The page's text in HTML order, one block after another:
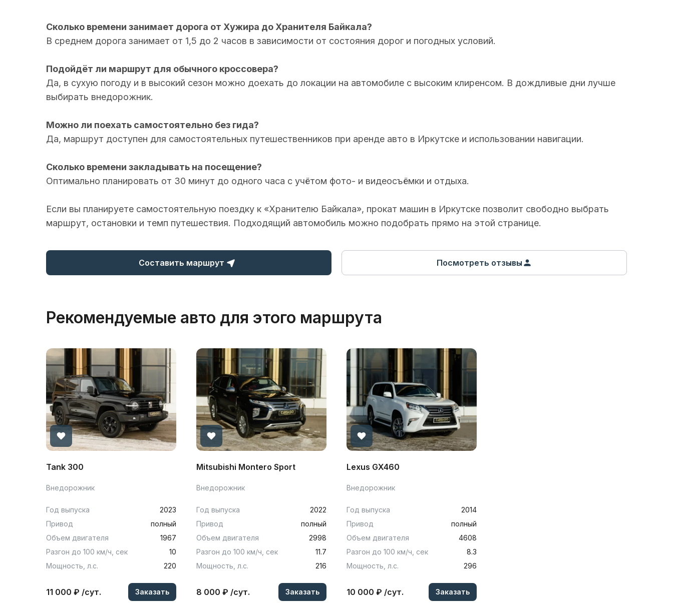
Сколько времени занимает дорога от Хужира до Хранителя Байкала?
В среднем дорога занимает от 1,5 до 2 часов в зависимости от состояния дорог и погодных условий.
Подойдёт ли маршрут для обычного кроссовера?
Да, в сухую погоду и в высокий сезон можно доехать до локации на автомобиле с высоким клиренсом. В дождливые дни лучше
выбирать внедорожник.
Можно ли поехать самостоятельно без гида?
Да, маршрут доступен для самостоятельных путешественников при аренде авто в Иркутске и использовании навигации.
Сколько времени закладывать на посещение?
Оптимально планировать от 30 минут до одного часа с учётом фото- и видеосъёмки и отдыха.
Если вы планируете самостоятельную поездку к «Хранителю Байкала», прокат машин в Иркутске позволит свободно выбрать
маршрут, остановки и темп путешествия. Подходящий автомобиль можно подобрать прямо на этой странице.
Составить маршрут Посмотреть отзывы
Рекомендуемые авто для этого маршрута
Tank 300
Внедорожник
Год выпуска
2023
Привод
полный
Объем двигателя
1967
Разгон до 100 км/ч, сек
10
Мощность, л.с.
220
11 000 ₽ /сут. Заказать
Mitsubishi Montero Sport
Внедорожник
Год выпуска
2022
Привод
полный
Объем двигателя
2998
Разгон до 100 км/ч, сек
11.7
Мощность, л.с.
216
8 000 ₽ /сут. Заказать
Lexus GX460
Внедорожник
Год выпуска
2014
Привод
полный
Объем двигателя
4608
Разгон до 100 км/ч, сек
8.3
Мощность, л.с.
296
10 000 ₽ /сут. Заказать